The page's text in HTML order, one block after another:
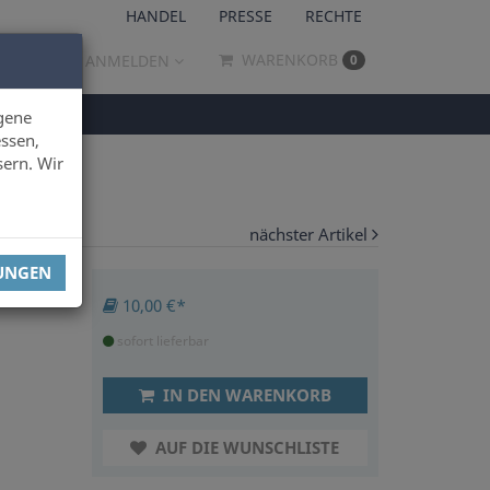
Wir
HANDEL PRESSE RECHTE
ANMELDEN WARENKORB 0
nächster Artikel
10,00 €*
sofort lieferbar
IN DEN WARENKORB
AUF DIE WUNSCHLISTE